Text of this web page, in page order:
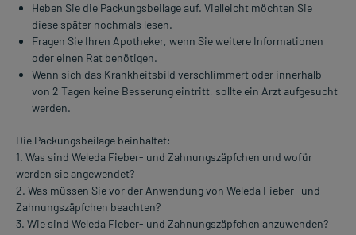
Heben Sie die Packungsbeilage auf. Vielleicht möchten Sie
diese später nochmals lesen.
Fragen Sie Ihren Apotheker, wenn Sie weitere Informationen
oder einen Rat benötigen.
Wenn sich das Krankheitsbild verschlimmert oder innerhalb
von 2 Tagen keine Besserung eintritt, sollte ein Arzt aufgesucht
werden.
Die Packungsbeilage beinhaltet:
1. Was sind Weleda Fieber- und Zahnungszäpfchen und wofür
werden sie angewendet?
2. Was müssen Sie vor der Anwendung von Weleda Fieber- und
Zahnungszäpfchen beachten?
3. Wie sind Weleda Fieber- und Zahnungszäpfchen anzuwenden?